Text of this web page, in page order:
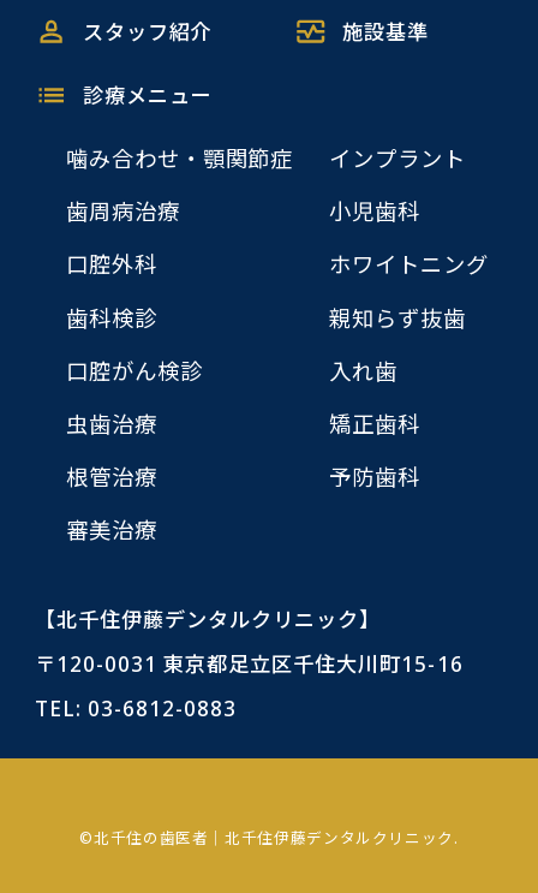
スタッフ紹介 施設基準
診療メニュー
噛み合わせ・顎関節症
歯周病治療
口腔外科
歯科検診
口腔がん検診
虫歯治療
根管治療
審美治療
インプラント
小児歯科
ホワイトニング
親知らず抜歯
入れ歯
矯正歯科
予防歯科
【北千住伊藤デンタルクリニック】
〒120-0031 東京都足立区千住大川町15-16
TEL: 03-6812-0883
©北千住の歯医者｜北千住伊藤デンタルクリニック.